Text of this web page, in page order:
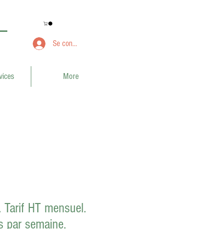
Se connecter
More
HT mensuel.
par semaine.